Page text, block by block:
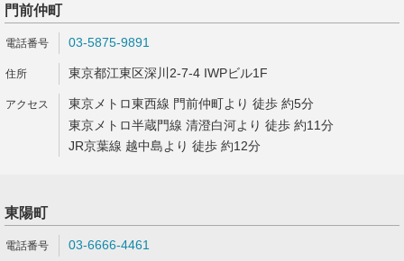
門前仲町
03-5875-9891
東京都江東区深川2-7-4 IWPビル1F
東京メトロ東西線 門前仲町より 徒歩 約5分
東京メトロ半蔵門線 清澄白河より 徒歩 約11分
JR京葉線 越中島より 徒歩 約12分
東陽町
03-6666-4461